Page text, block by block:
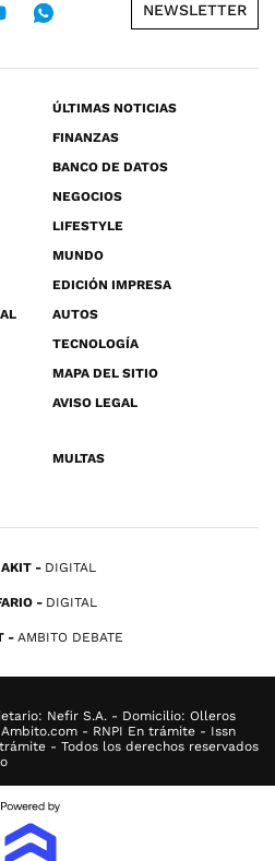
NEWSLETTER
ÚLTIMAS NOTICIAS
FINANZAS
BANCO DE DATOS
NEGOCIOS
LIFESTYLE
MUNDO
EDICIÓN IMPRESA
AUTOS
TECNOLOGÍA
MAPA DEL SITIO
AVISO LEGAL
MULTAS
DIGITAL
DIGITAL
AMBITO DEBATE
Nefir S.A. - Domicilio: Olleros
- RNPI En trámite - Issn
- Todos los derechos reservados